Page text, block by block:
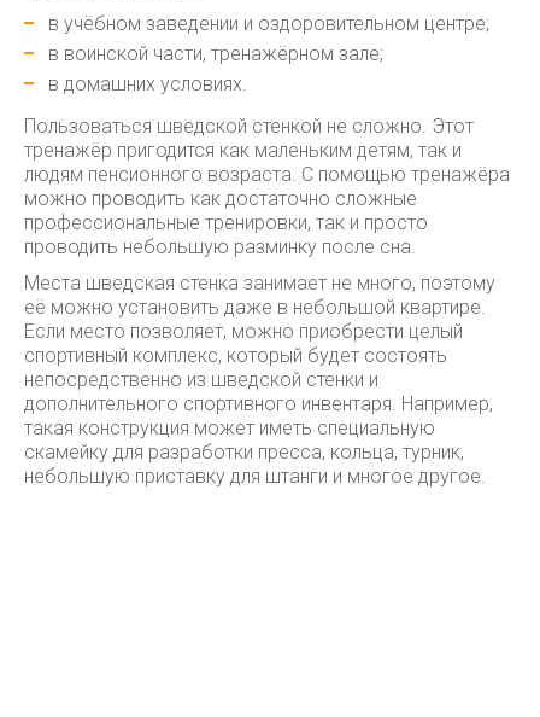
в учёбном заведении и оздоровительном центре;
в воинской части, тренажёрном зале;
в домашних условиях.
Пользоваться шведской стенкой не сложно. Этот
тренажёр пригодится как маленьким детям, так и
людям пенсионного возраста. С помощью тренажёра
можно проводить как достаточно сложные
профессиональные тренировки, так и просто
проводить небольшую разминку после сна.
Места шведская стенка занимает не много, поэтому
её можно установить даже в небольшой квартире.
Если место позволяет, можно приобрести целый
спортивный комплекс, который будет состоять
непосредственно из шведской стенки и
дополнительного спортивного инвентаря. Например,
такая конструкция может иметь специальную
скамейку для разработки пресса, кольца, турник,
небольшую приставку для штанги и многое другое.